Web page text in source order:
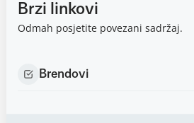
Brzi linkovi
Odmah posjetite povezani sadržaj.
Brendovi